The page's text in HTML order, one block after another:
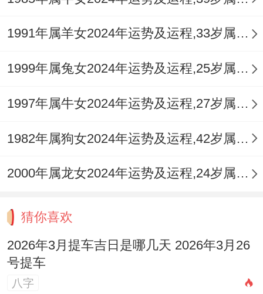
1991年属羊女2024年运势及运程,33岁属羊人2024全年每月运势女性如何
1999年属兔女2024年运势及运程,25岁属兔人2024全年每月运势女性如何
1997年属牛女2024年运势及运程,27岁属牛人2024全年每月运势女性如何
1982年属狗女2024年运势及运程,42岁属狗人2024全年每月运势女性如何
2000年属龙女2024年运势及运程,24岁属龙人2024全年每月运势女性如何
猜你喜欢
2026年3月提车吉日是哪几天 2026年3月26
号提车
八字